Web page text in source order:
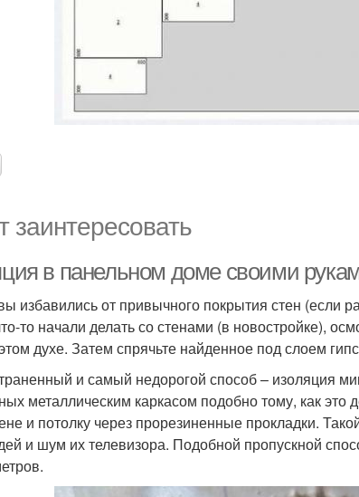
заинтересовать
в панельном доме своими
избавились от привычного покрытия стен
то начали делать со стенами (в новостройке),
духе. Затем спрячьте найденное под слоем
и самый недорогой способ – изоляция
металлическим каркасом подобно тому, как
и потолку через прорезиненные прокладки.
и шум их телевизора. Подобной пропускной